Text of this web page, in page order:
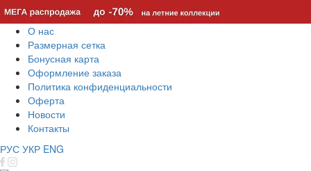
О нас
Размерная сетка
Бонусная карта
Оформление заказа
Политика конфиденциальности
Оферта
Новости
Контакты
РУС УКР ENG